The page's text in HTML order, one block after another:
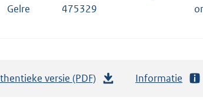
Gelre
475329
versie (PDF) Informatie